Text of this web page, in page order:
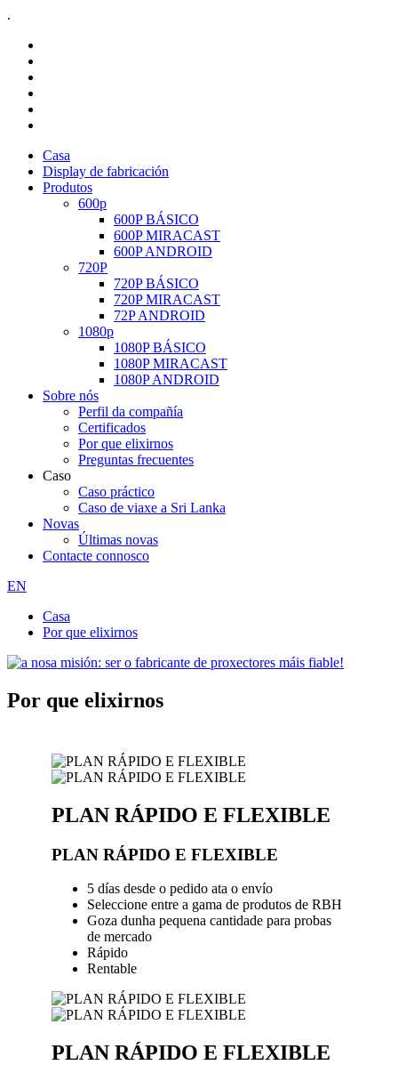
.
Casa
Display de fabricación
Produtos
600p
600P BÁSICO
600P MIRACAST
600P ANDROID
720P
720P BÁSICO
720P MIRACAST
72P ANDROID
1080p
1080P BÁSICO
1080P MIRACAST
1080P ANDROID
Sobre nós
Perfil da compañía
Certificados
Por que elixirnos
Preguntas frecuentes
Caso
Caso práctico
Caso de viaxe a Sri Lanka
Novas
Últimas novas
Contacte connosco
EN
Casa
Por que elixirnos
Por que elixirnos
PLAN RÁPIDO E FLEXIBLE
PLAN RÁPIDO E FLEXIBLE
5 días desde o pedido ata o envío
Seleccione entre a gama de produtos de RBH
Goza dunha pequena cantidade para probas
de mercado
Rápido
Rentable
PLAN RÁPIDO E FLEXIBLE